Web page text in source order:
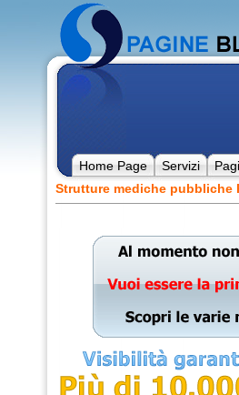
Home Page Servizi
Strutture mediche pubbliche